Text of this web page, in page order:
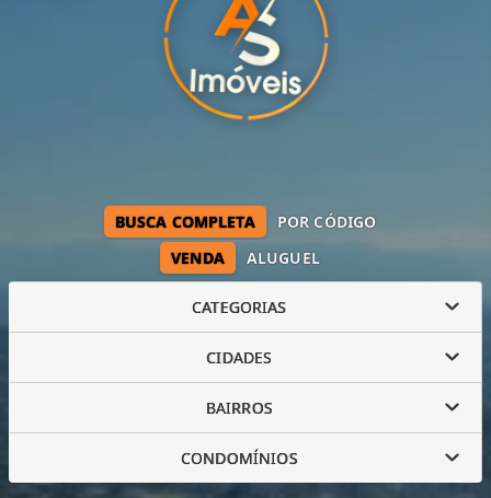
VENDA ALUGUEL
BUSCA COMPLETA POR CÓDIGO
CATEGORIAS
CIDADES
BAIRROS
CONDOMÍNIOS